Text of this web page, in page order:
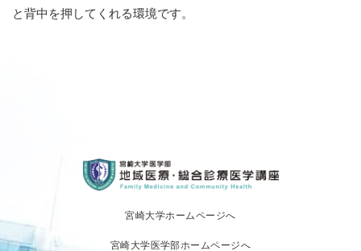
と背中を押してくれる環境です。
宮崎大学ホームページへ
宮崎大学医学部ホームページへ